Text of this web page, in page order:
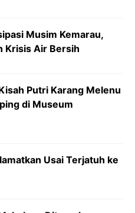
Musim Kemarau,
Krisis Air Bersih
Putri Karang Melenu
di Museum
Usai Terjatuh ke